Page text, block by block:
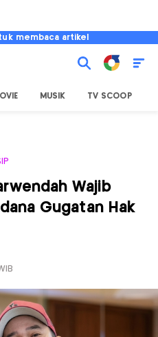
membaca artikel
MUSIK TV SCOOP
Wajib
Gugatan Hak